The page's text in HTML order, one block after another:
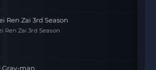
Ren Zai 3rd Season
Ren Zai 3rd Season
man